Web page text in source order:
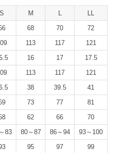
S M
68 70
72
113 117
121
16 17
17.5
113 117
121
38 39.5
41
73 77
81
62 66
70
83 80～87 86～94
93～100
95 97 99